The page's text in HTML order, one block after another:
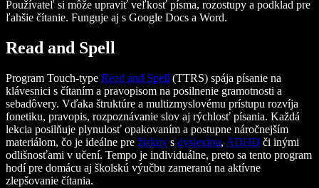
Používateľ si môže upraviť veľkosť písma, rozostupy a podklad pre
ľahšie čítanie. Funguje aj s Google Docs a Word.
Read and Spell
Program Touch-type Read and Spell (TTRS) spája písanie na
klávesnici s čítaním a pravopisom na posilnenie gramotnosti a
sebadôvery. Vďaka štruktúre a multizmyslovému prístupu rozvíja
fonetiku, pravopis, rozpoznávanie slov aj rýchlosť písania. Každá
lekcia posilňuje plynulosť opakovaním a postupne náročnejším
materiálom, čo je ideálne pre žiakov s dyslexiou, ADHD či inými
odlišnosťami v učení. Tempo je individuálne, preto sa tento program
hodí pre domácu aj školskú výučbu zameranú na aktívne
zlepšovanie čítania.